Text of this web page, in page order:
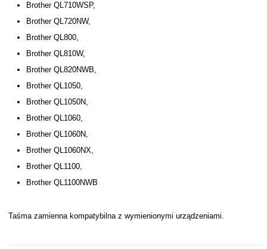
Brother QL710WSP,
Brother QL720NW,
Brother QL800,
Brother QL810W,
Brother QL820NWB,
Brother QL1050,
Brother QL1050N,
Brother QL1060,
Brother QL1060N,
Brother QL1060NX,
Brother QL1100,
Brother QL1100NWB
Taśma zamienna kompatybilna z wymienionymi urządzeniami.